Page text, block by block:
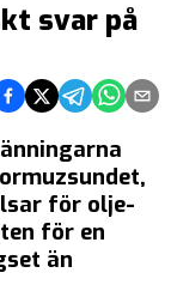
svar på
Dela på Facebook
Dela på Twitter
Dela på
Dela
för olje-
för en
än